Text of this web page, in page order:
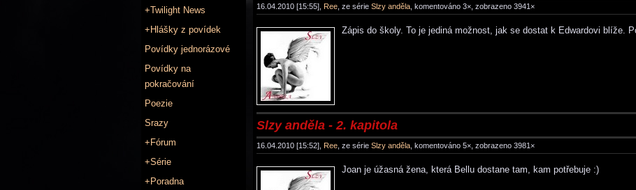
+Twilight News
+Hlášky z povídek
Povídky jednorázové
Povídky na
pokračování
Poezie
Srazy
+Fórum
+Série
+Poradna
16.04.2010 [15:55], Ree , ze série Slzy anděla , komentováno 3×, zobrazeno 3941×
Zápis do školy. To je jediná možnost, jak se dostat k Edwardovi blíže.
Slzy anděla - 2. kapitola
16.04.2010 [15:52], Ree , ze série Slzy anděla , komentováno 5×, zobrazeno 3981×
Joan je úžasná žena, která Bellu dostane tam, kam potřebuje :)